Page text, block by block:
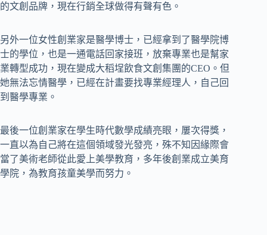
的文創品牌，現在行銷全球做得有聲有色。
另外一位女性創業家是醫學博士，已經拿到了醫學院博
士的學位，也是一通電話回家接班，放棄專業也是幫家
業轉型成功，現在變成大稻埕飲食文創集團的CEO。但
她無法忘情醫學，已經在計畫要找專業經理人，自己回
到醫學專業。
最後一位創業家在學生時代數學成績亮眼，屢次得獎，
一直以為自己將在這個領域發光發亮，殊不知因緣際會
當了美術老師從此愛上美學教育，多年後創業成立美育
學院，為教育孩童美學而努力。